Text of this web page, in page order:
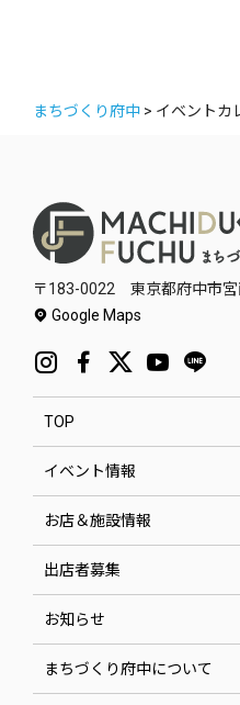
まちづくり府中 > イベントカ
〒183-0022 東京都府中市
Google Maps
TOP
イベント情報
お店＆施設情報
出店者募集
お知らせ
まちづくり府中について